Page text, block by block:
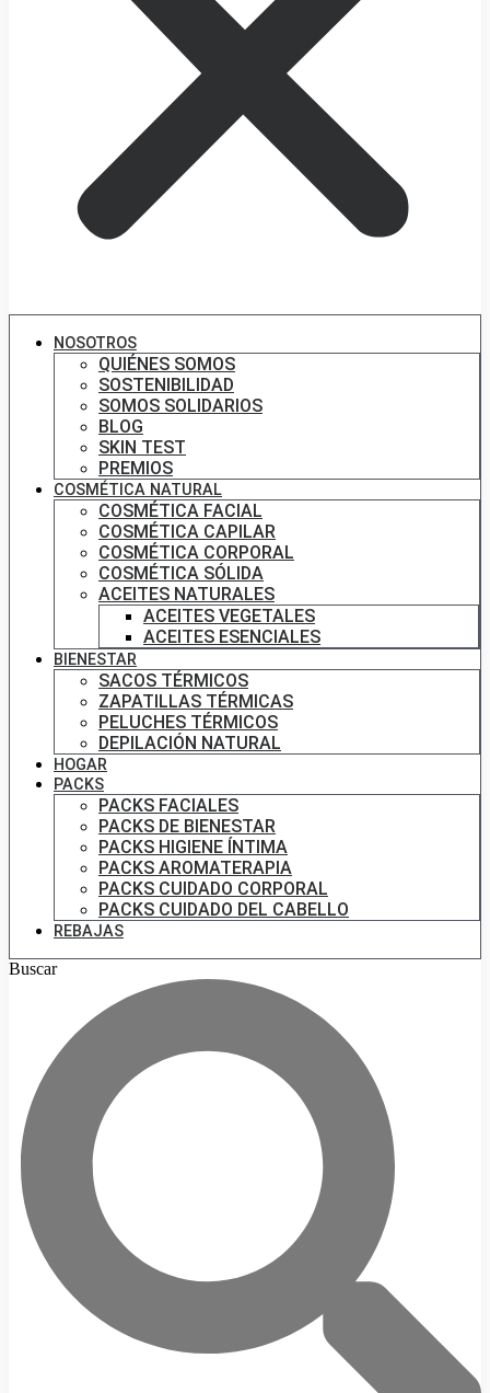
NOSOTROS
QUIÉNES SOMOS
SOSTENIBILIDAD
SOMOS SOLIDARIOS
BLOG
SKIN TEST
PREMIOS
COSMÉTICA NATURAL
COSMÉTICA FACIAL
COSMÉTICA CAPILAR
COSMÉTICA CORPORAL
COSMÉTICA SÓLIDA
ACEITES NATURALES
ACEITES VEGETALES
ACEITES ESENCIALES
BIENESTAR
SACOS TÉRMICOS
ZAPATILLAS TÉRMICAS
PELUCHES TÉRMICOS
DEPILACIÓN NATURAL
HOGAR
PACKS
PACKS FACIALES
PACKS DE BIENESTAR
PACKS HIGIENE ÍNTIMA
PACKS AROMATERAPIA
PACKS CUIDADO CORPORAL
PACKS CUIDADO DEL CABELLO
REBAJAS
Buscar